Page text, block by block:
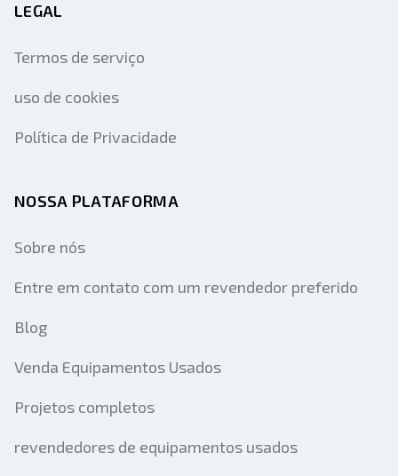
LEGAL
Termos de serviço
uso de cookies
Política de Privacidade
NOSSA PLATAFORMA
Sobre nós
Entre em contato com um revendedor preferido
Blog
Venda Equipamentos Usados
Projetos completos
revendedores de equipamentos usados